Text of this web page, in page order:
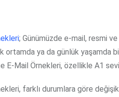
; Günümüzde e-mail, resmi
ortamda ya da günlük yaşamda
E-Mail Örnekleri, özellikle A1
farklı durumlara göre